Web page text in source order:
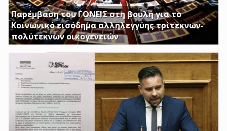
Παρέμβαση του ΓΟΝΕΙΣ στη βουλή για το
Κοινωνικό εισόδημα αλληλεγγύης τρίτεκνων-
πολύτεκνων οικογενειών
Απαιτούμε να εξαιρεθούν τα επιδόματα Στήριξης
Τέκνων, καθώς και το Ειδικό Επίδομα Στήριξης σε
Τρίτεκνες – Πολύτεκνες οικογένειες από τα εισοδηματικά
κριτήρια όπως αυτά καθορίζονται με το υπ’ αριθμ. 128/24-
1-2017 ΦΕΚ